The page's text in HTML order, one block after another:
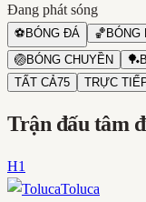
Đang phát sóng
⚽ BÓNG ĐÁ 🏀 BÓNG
🏐BÓNG CHUYỀN 🏓
TẤT CẢ75 TRỰC
Trận đấu tâm
H1
Toluca